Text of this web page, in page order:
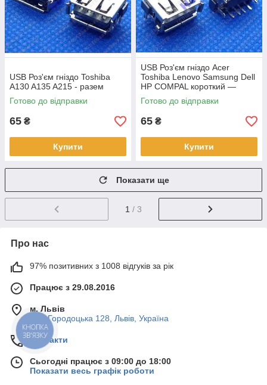
USB Роз'єм гніздо Toshiba
A130 A135 A215 - разем
Готово до відправки
65 ₴
Купити
USB Роз'єм гніздо Acer
Toshiba Lenovo Samsung Dell
HP COMPAL короткий —
роз'єм
Готово до відправки
65 ₴
Купити
Показати ще
1 / 3
Про нас
97% позитивних з 1008 відгуків за рік
Працює з 29.08.2016
м. Львів
вул. Городоцька 128, Львів, Україна
Контакти
Сьогодні працює з 09:00 до 18:00
Показати весь графік роботи
КНОПКА
ЗВ'ЯЗКУ